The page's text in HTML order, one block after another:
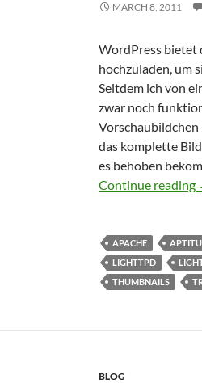
MARCH 8, 2011
WordPress bietet
hochzuladen, um
Seitdem ich von
zwar noch
Vorschaubildchen
das komplette
es behoben
Continue reading
APACHE
LIGHTTPD
THUMBNAILS
BLOG